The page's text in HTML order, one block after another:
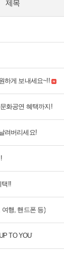
제목
하게 보내세요~!!
화공연 혜택까지!
려버리세요!
택!!
행, 핸드폰 등)
TO YOU'